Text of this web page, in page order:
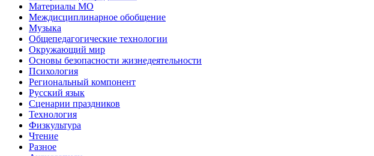
Материалы МО
Междисциплинарное обобщение
Музыка
Общепедагогические технологии
Окружающий мир
Основы безопасности жизнедеятельности
Психология
Региональный компонент
Русский язык
Сценарии праздников
Технология
Физкультура
Чтение
Разное